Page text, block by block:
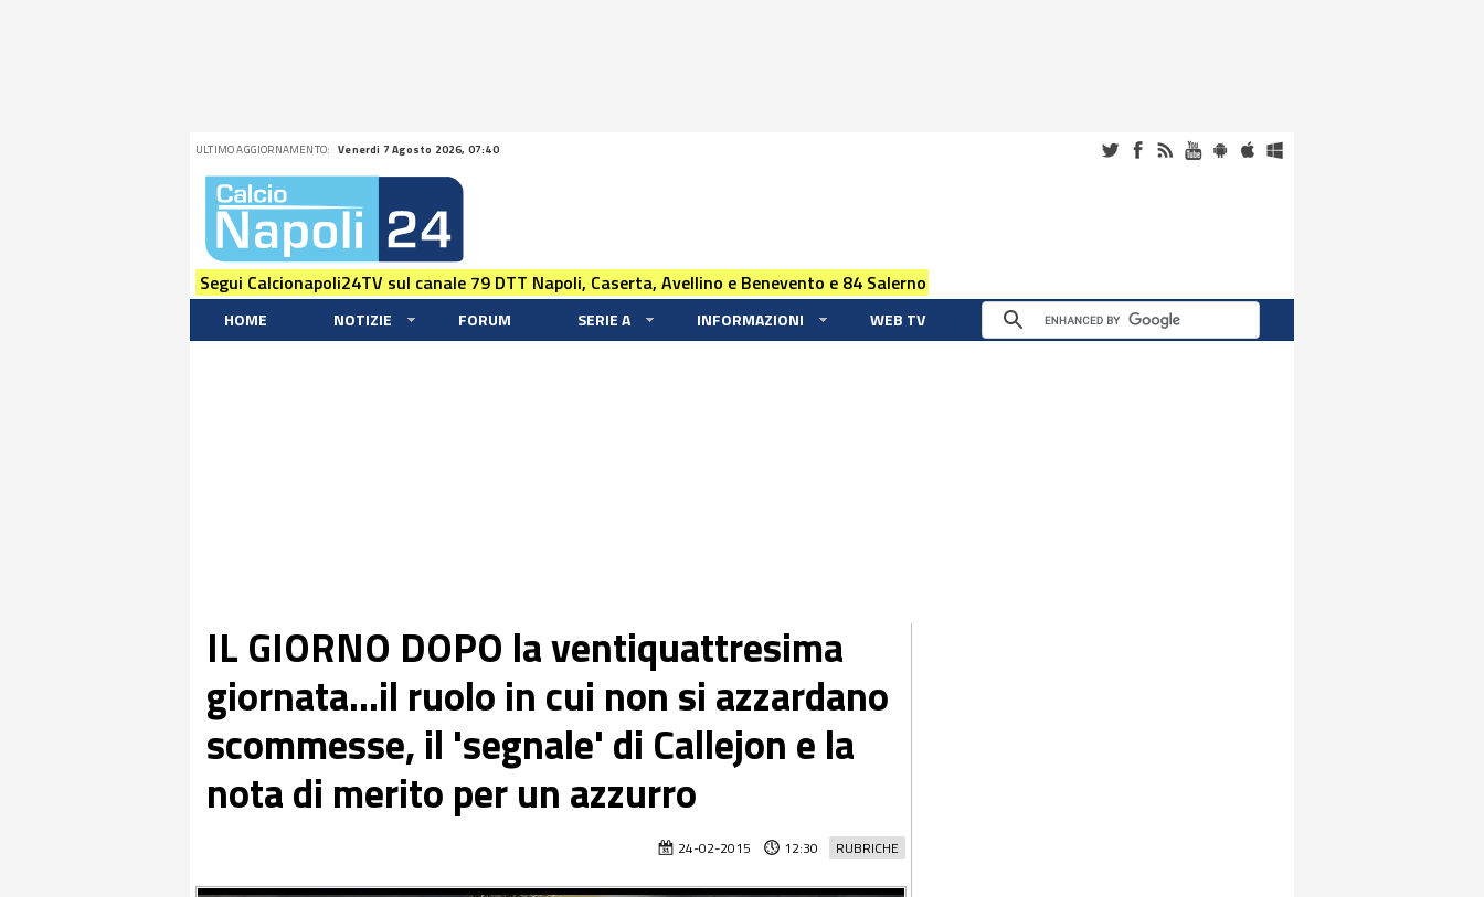
ULTIMO AGGIORNAMENTO: Venerdi 7 Agosto 2026, 07:40
Segui Calcionapoli24TV sul canale 79 DTT Napoli, Caserta, Avellino e Benevento e 84 Salerno
HOME NOTIZIE FORUM SERIE A INFORMAZIONI WEB TV
IL GIORNO DOPO la ventiquattresima
giornata...il ruolo in cui non si azzardano
scommesse, il 'segnale' di Callejon e la
nota di merito per un azzurro
RUBRICHE
24-02-2015 12:30